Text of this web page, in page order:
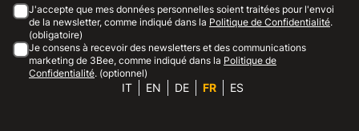
J'accepte que mes données personnelles soient traitées pour l'envoi
de la newsletter, comme indiqué dans la Politique de Confidentialité.
(obligatoire)
Je consens à recevoir des newsletters et des communications
marketing de 3Bee, comme indiqué dans la Politique de
Confidentialité. (optionnel)
IT EN DE FR ES